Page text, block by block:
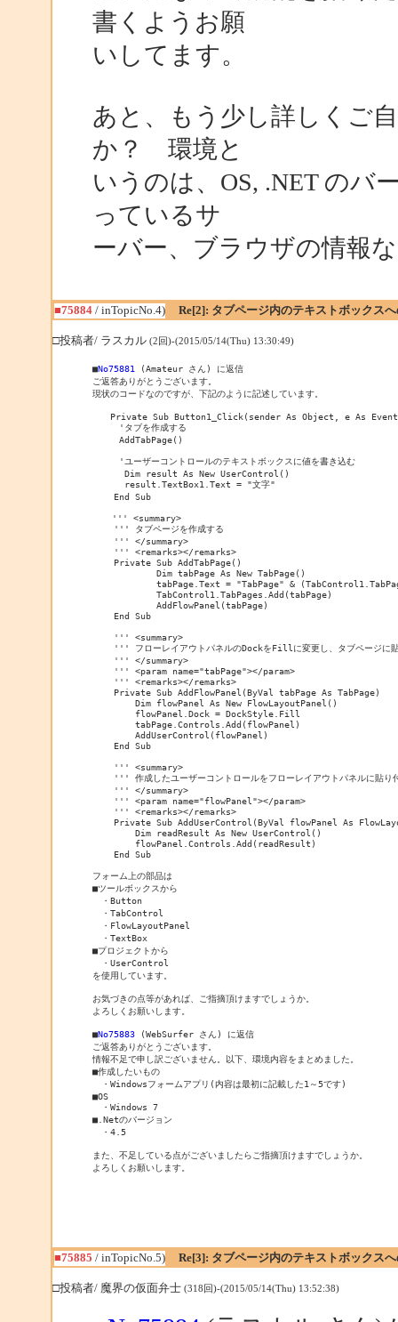
書くようお願
いしてます。
あと、もう少し詳しくご
か？ 環境と
いうのは、OS, .NET のバ
っているサ
ーバー、ブラウザの情報
■75884/ inTopicNo.4) Re[2]: タブページ内のテキストボックス
□投稿者/ ラスカル (2回)-(2015/05/14(Thu) 13:30:49)
■No75881
(Amateur さん) に返信
ご返答ありがとうございます。
現状のコードなのですが、下記のように記述しています。
Private Sub Button1_Click(sender As Object, e As
'タブを作成する
AddTabPage()
'ユーザーコントロールのテキストボックスに値を書き込む
      Dim result As New UserControl()
      result.TextBox1.Text = "文字"
    End Sub
''' <summary>
    ''' タブページを作成する
    ''' </summary>
    ''' <remarks></remarks>
    Private Sub AddTabPage()
            Dim tabPage As New TabPage()
tabPage.Text = "TabPage" &
            TabControl1.TabPages.Add(tabPage)
            AddFlowPanel(tabPage)
    End Sub
    ''' <summary>
''' フローレイアウトパネルのDockをFillに変更し、タブページに
    ''' </summary>
    ''' <param name="tabPage"></param>
    ''' <remarks></remarks>
    Private Sub AddFlowPanel(ByVal tabPage As TabPage)
        Dim flowPanel As New FlowLayoutPanel()
        flowPanel.Dock = DockStyle.Fill
        tabPage.Controls.Add(flowPanel)
        AddUserControl(flowPanel)
    End Sub
    ''' <summary>
''' 作成したユーザーコントロールをフローレイアウトパネルに貼り
    ''' </summary>
    ''' <param name="flowPanel"></param>
    ''' <remarks></remarks>
Private Sub AddUserControl(ByVal flowPanel As
        Dim readResult As New UserControl()
        flowPanel.Controls.Add(readResult)
    End Sub
フォーム上の部品は
■ツールボックスから
・Button
・TabControl
・FlowLayoutPanel
・TextBox
■プロジェクトから
・UserControl
を使用しています。
お気づきの点等があれば、ご指摘頂けますでしょうか。
よろしくお願いします。
■No75883 (WebSurfer さん) に返信
ご返答ありがとうございます。
情報不足で申し訳ございません。以下、環境内容をまとめました。
■作成したいもの
・Windowsフォームアプリ(内容は最初に記載した1～5です)
■OS
・Windows 7
■.Netのバージョン
・4.5
また、不足している点がございましたらご指摘頂けますでしょうか。
■75885 / inTopicNo.5) Re[3]: タブページ内のテキストボックス
□投稿者/ 魔界の仮面弁士 (318回)-(2015/05/14(Thu) 13:52:38)